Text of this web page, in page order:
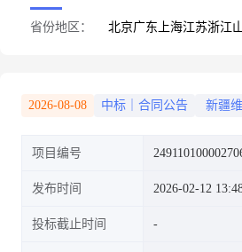
省份地区： 北京广东 上海江苏浙江
2026-08-08 中标｜合同公告 新疆
项目编号
发布时间 2026-02-12
投标截止时间